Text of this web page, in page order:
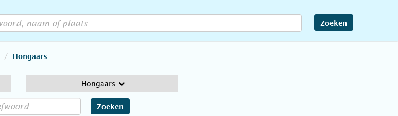
Zoeken
Hongaars
Hongaars
Zoeken